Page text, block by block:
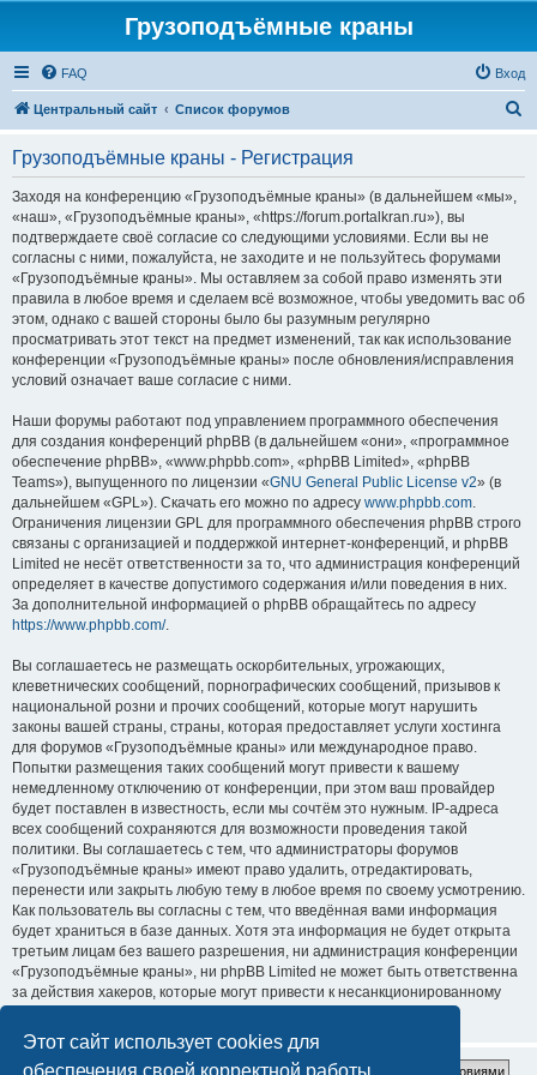
Этот сайт использует cookies для
обеспечения своей корректной работы.
Грузоподъёмные краны
FAQ Вход
Центральный сайт Список форумов
Грузоподъёмные краны - Регистрация
Заходя на конференцию «Грузоподъёмные краны» (в дальнейшем «мы»,
«наш», «Грузоподъёмные краны», «https://forum.portalkran.ru»), вы
подтверждаете своё согласие со следующими условиями. Если вы не
согласны с ними, пожалуйста, не заходите и не пользуйтесь форумами
«Грузоподъёмные краны». Мы оставляем за собой право изменять эти
правила в любое время и сделаем всё возможное, чтобы уведомить вас об
этом, однако с вашей стороны было бы разумным регулярно
просматривать этот текст на предмет изменений, так как использование
конференции «Грузоподъёмные краны» после обновления/исправления
условий означает ваше согласие с ними.
Наши форумы работают под управлением программного обеспечения
для создания конференций phpBB (в дальнейшем «они», «программное
обеспечение phpBB», «www.phpbb.com», «phpBB Limited», «phpBB
Teams»), выпущенного по лицензии «GNU General Public License v2» (в
дальнейшем «GPL»). Скачать его можно по адресу www.phpbb.com.
Ограничения лицензии GPL для программного обеспечения phpBB строго
связаны с организацией и поддержкой интернет-конференций, и phpBB
Limited не несёт ответственности за то, что администрация конференций
определяет в качестве допустимого содержания и/или поведения в них.
За дополнительной информацией о phpBB обращайтесь по адресу
https://www.phpbb.com/.
Вы соглашаетесь не размещать оскорбительных, угрожающих,
клеветнических сообщений, порнографических сообщений, призывов к
национальной розни и прочих сообщений, которые могут нарушить
законы вашей страны, страны, которая предоставляет услуги хостинга
для форумов «Грузоподъёмные краны» или международное право.
Попытки размещения таких сообщений могут привести к вашему
немедленному отключению от конференции, при этом ваш провайдер
будет поставлен в известность, если мы сочтём это нужным. IP-адреса
всех сообщений сохраняются для возможности проведения такой
политики. Вы соглашаетесь с тем, что администраторы форумов
«Грузоподъёмные краны» имеют право удалить, отредактировать,
перенести или закрыть любую тему в любое время по своему усмотрению.
Как пользователь вы согласны с тем, что введённая вами информация
будет храниться в базе данных. Хотя эта информация не будет открыта
третьим лицам без вашего разрешения, ни администрация конференции
«Грузоподъёмные краны», ни phpBB Limited не может быть ответственна
за действия хакеров, которые могут привести к несанкционированному